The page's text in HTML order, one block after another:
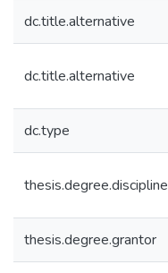
dc.title.alternative
dc.title.alternative
dc.type
thesis.degree.discipline
thesis.degree.grantor